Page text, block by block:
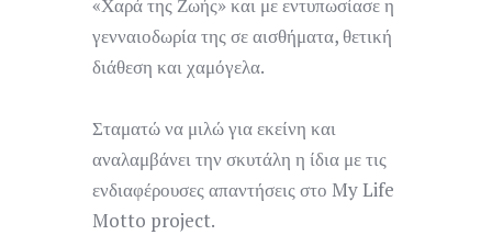
γενναιοδωρία της σε αισθήματα, θετική
διάθεση και χαμόγελα.
Σταματώ να μιλώ για εκείνη και
αναλαμβάνει την σκυτάλη η ίδια με τις
ενδιαφέρουσες απαντήσεις στο My Life
Motto project.